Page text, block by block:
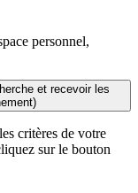
personnel,
et recevoir les
critères de votre
sur le bouton